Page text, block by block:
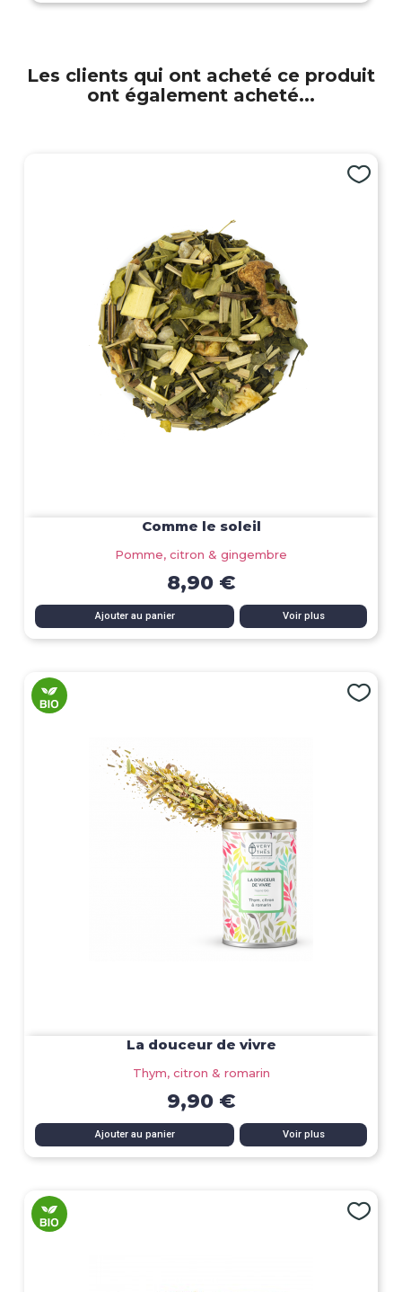
Les clients qui ont acheté ce produit
ont également acheté...
Comme le soleil
Pomme, citron & gingembre
8,90 €
Ajouter au panier Voir plus
La douceur de vivre
Thym, citron & romarin
9,90 €
Ajouter au panier Voir plus